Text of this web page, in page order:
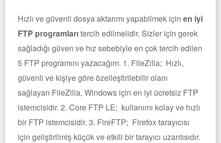
Hızlı ve güvenli dosya aktarımı yapabilmek için en iyi
FTP programlarıtercih edilmelidir. Sizler için gerek
sağladığı güven ve hız sebebiyle en çok tercih edilen
5 FTP programını yazacağım. 1. FileZilla; Hızlı,
güvenli ve kişiye göre özelleştirilebilir olanı
sağlayan FileZilla, Windows için en iyi ücretsiz FTP
istemcisidir. 2. Core FTP LE; kullanımı kolay ve hızlı
bir FTP istemcisidir. 3. FireFTP; Firefox tarayıcısı
için geliştirilmiş küçük ve etkili bir tarayıcı uzantısıdır.